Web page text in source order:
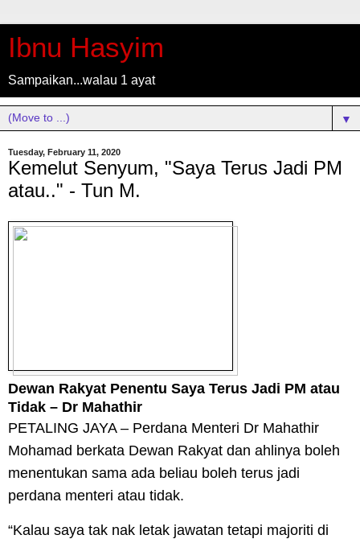
Ibnu Hasyim
Sampaikan...walau 1 ayat
▼
Tuesday, February 11, 2020
Kemelut Senyum, "Saya Terus Jadi PM
atau.." - Tun M.
Dewan Rakyat Penentu Saya Terus Jadi PM atau
Tidak – Dr Mahathir
PETALING JAYA – Perdana Menteri Dr Mahathir
Mohamad berkata Dewan Rakyat dan ahlinya boleh
menentukan sama ada beliau boleh terus jadi
perdana menteri atau tidak.
“Kalau saya tak nak letak jawatan tetapi majoriti di